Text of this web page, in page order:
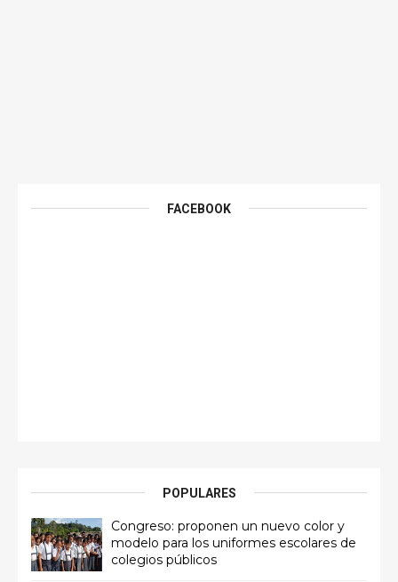
FACEBOOK
POPULARES
Congreso: proponen un nuevo color y
modelo para los uniformes escolares de
colegios públicos